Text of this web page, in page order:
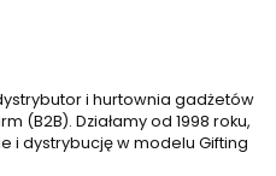
i hurtownia gadżetów
(B2B). Działamy od 1998 roku,
i dystrybucję w modelu Gifting